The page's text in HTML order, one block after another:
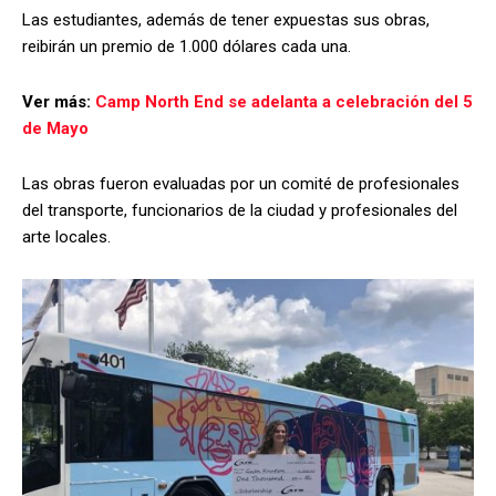
Las estudiantes, además de tener expuestas sus obras,
reibirán un premio de 1.000 dólares cada una.
Ver más: Camp North End se adelanta a celebración del 5
de Mayo
Las obras fueron evaluadas por un comité de profesionales
del transporte, funcionarios de la ciudad y profesionales del
arte locales.